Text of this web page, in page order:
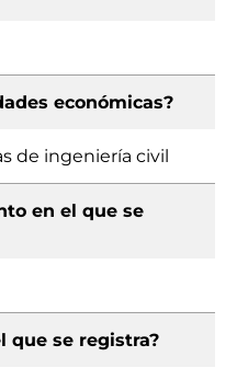
económicas?
de ingeniería civil
en el que se
que se registra?